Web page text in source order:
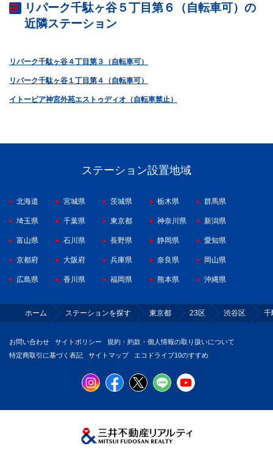
リパーク千駄ヶ谷５丁目第６（自転車可）の
近隣ステーション
リパーク千駄ヶ谷４丁目第３（自転車可）
リパーク千駄ヶ谷１丁目第４（自転車可）
イトーピア神宮外苑エストゥディオ（自転車禁止）
ステーション設置地域
北海道 宮城県 茨城県 栃木県 群馬県
埼玉県 千葉県 東京都 神奈川県 新潟県
富山県 石川県 長野県 静岡県 愛知県
京都府 大阪府 兵庫県 奈良県 岡山県
広島県 香川県 福岡県 熊本県 沖縄県
ホーム ステーションを探す 東京都 23区 渋谷区 千
お問い合わせ サイトポリシー
規約・約款・個人情報の取り扱いについて
特定商取引に基づく表記
サイトマップ エコドライブ10のすすめ